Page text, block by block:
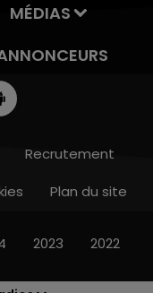
MÉDIAS
Recrutement
Plan du site
2023 2022